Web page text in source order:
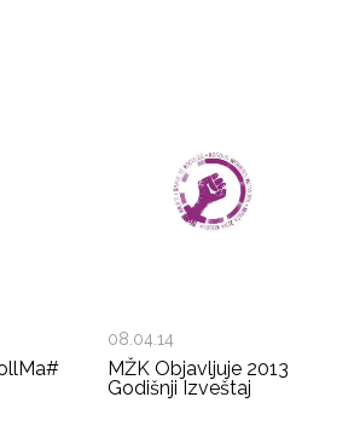
08.04.14
MŽK Objavljuje 2013
Godišnji Izveštaj